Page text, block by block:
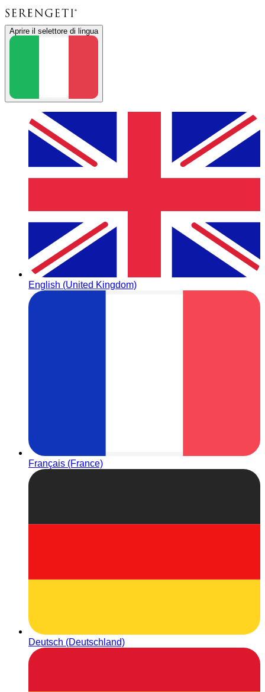
Aprire il selettore di lingua
English (United Kingdom)
Français (France)
Deutsch (Deutschland)